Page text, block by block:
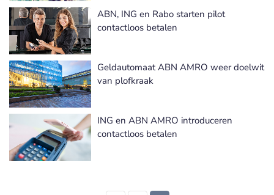
ABN, ING en Rabo starten pilot
contactloos betalen
Geldautomaat ABN AMRO weer doelwit
van plofkraak
ING en ABN AMRO introduceren
contactloos betalen